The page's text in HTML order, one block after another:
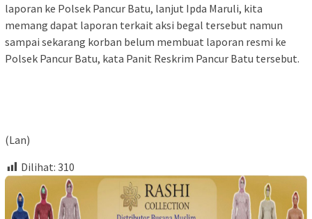
laporan ke Polsek Pancur Batu, lanjut Ipda Maruli, kita
memang dapat laporan terkait aksi begal tersebut namun
sampai sekarang korban belum membuat laporan resmi ke
Polsek Pancur Batu, kata Panit Reskrim Pancur Batu tersebut.
(Lan)
Dilihat: 310